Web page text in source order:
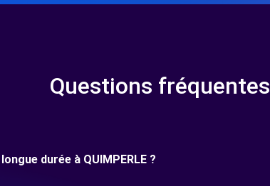
Questions fréquentes
durée à QUIMPERLE ?